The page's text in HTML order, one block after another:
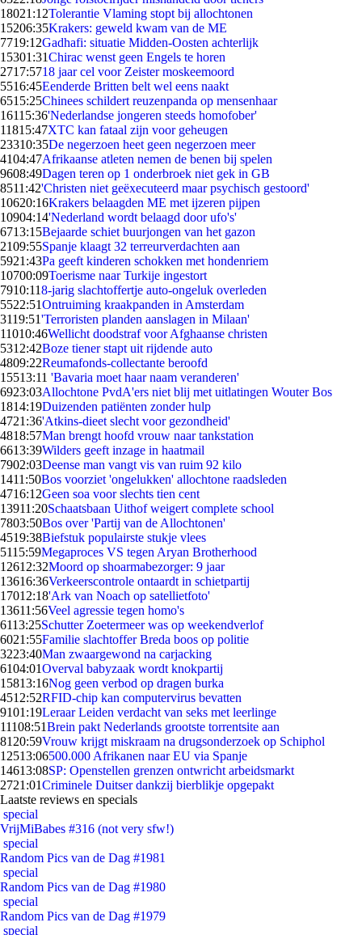
18021:12Tolerantie Vlaming stopt bij allochtonen
15206:35Krakers: geweld kwam van de ME
7719:12Gadhafi: situatie Midden-Oosten achterlijk
15301:31Chirac wenst geen Engels te horen
2717:5718 jaar cel voor Zeister moskeemoord
5516:45Eenderde Britten belt wel eens naakt
6515:25Chinees schildert reuzenpanda op mensenhaar
16115:36'Nederlandse jongeren steeds homofober'
11815:47XTC kan fataal zijn voor geheugen
23310:35De negerzoen heet geen negerzoen meer
4104:47Afrikaanse atleten nemen de benen bij spelen
9608:49Dagen teren op 1 onderbroek niet gek in GB
8511:42'Christen niet geëxecuteerd maar psychisch gestoord'
10620:16Krakers belaagden ME met ijzeren pijpen
10904:14'Nederland wordt belaagd door ufo's'
6713:15Bejaarde schiet buurjongen van het gazon
2109:55Spanje klaagt 32 terreurverdachten aan
5921:43Pa geeft kinderen schokken met hondenriem
10700:09Toerisme naar Turkije ingestort
7910:118-jarig slachtoffertje auto-ongeluk overleden
5522:51Ontruiming kraakpanden in Amsterdam
3119:51'Terroristen planden aanslagen in Milaan'
11010:46Wellicht doodstraf voor Afghaanse christen
5312:42Boze tiener stapt uit rijdende auto
4809:22Reumafonds-collectante beroofd
15513:11 'Bavaria moet haar naam veranderen'
6923:03Allochtone PvdA'ers niet blij met uitlatingen Wouter Bos
1814:19Duizenden patiënten zonder hulp
4721:36'Atkins-dieet slecht voor gezondheid'
4818:57Man brengt hoofd vrouw naar tankstation
6613:39Wilders geeft inzage in haatmail
7902:03Deense man vangt vis van ruim 92 kilo
1411:50Bos voorziet 'ongelukken' allochtone raadsleden
4716:12Geen soa voor slechts tien cent
13911:20Schaatsbaan Uithof weigert complete school
7803:50Bos over 'Partij van de Allochtonen'
4519:38Biefstuk populairste stukje vlees
5115:59Megaproces VS tegen Aryan Brotherhood
12612:32Moord op shoarmabezorger: 9 jaar
13616:36Verkeerscontrole ontaardt in schietpartij
17012:18'Ark van Noach op satellietfoto'
13611:56Veel agressie tegen homo's
6113:25Schutter Zoetermeer was op weekendverlof
6021:55Familie slachtoffer Breda boos op politie
3223:40Man zwaargewond na carjacking
6104:01Overval babyzaak wordt knokpartij
15813:16Nog geen verbod op dragen burka
4512:52RFID-chip kan computervirus bevatten
9101:19Leraar Leiden verdacht van seks met leerlinge
11108:51Brein pakt Nederlands grootste torrentsite aan
81 20:59Vrouw krijgt miskraam na drugsonderzoek op Schiphol
12513:06500.000 Afrikanen naar EU via Spanje
14613:08SP: Openstellen grenzen ontwricht arbeidsmarkt
2721:01Criminele Duitser dankzij bierblikje opgepakt
Laatste reviews en specials
special
VrijMiBabes #316 (not very sfw!)
special
Random Pics van de Dag #1981
special
Random Pics van de Dag #1980
special
Random Pics van de Dag #1979
special